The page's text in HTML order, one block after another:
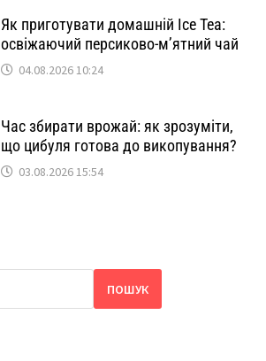
Як приготувати домашній Ice Tea:
освіжаючий персиково-м’ятний чай
04.08.2026 10:24
Час збирати врожай: як зрозуміти,
що цибуля готова до викопування?
03.08.2026 15:54
ПОШУК